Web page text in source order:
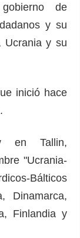
de
y su
Ucrania y su
inició hace
en Tallin,
"Ucrania-
Bálticos
Dinamarca,
Finlandia y